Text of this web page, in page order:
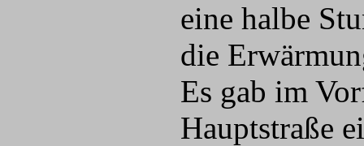
eine halbe
die
Es gab im
Hauptstraße